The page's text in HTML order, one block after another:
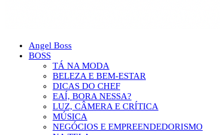
Angel Boss
BOSS
TÁ NA MODA
BELEZA E BEM-ESTAR
DICAS DO CHEF
EAÍ, BORA NESSA?
LUZ, CÂMERA E CRÍTICA
MÚSICA
NEGÓCIOS E EMPREENDEDORISMO